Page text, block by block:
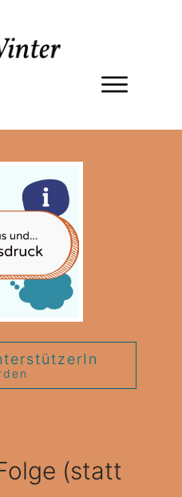
(statt